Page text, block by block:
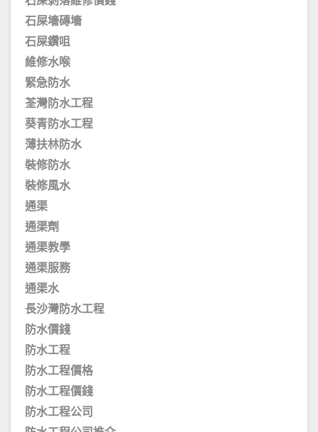
石屎墻磚墻
石屎鑽咀
維修水喉
緊急防水
荃灣防水工程
葵青防水工程
薄扶林防水
裝修防水
裝修風水
通渠
通渠劑
通渠教學
通渠服務
通渠水
長沙灣防水工程
防水價錢
防水工程
防水工程價格
防水工程價錢
防水工程公司